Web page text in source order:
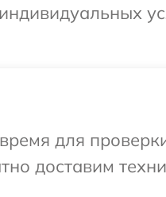
для
доставим